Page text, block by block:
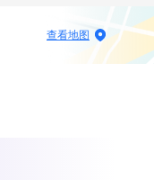
查看地图